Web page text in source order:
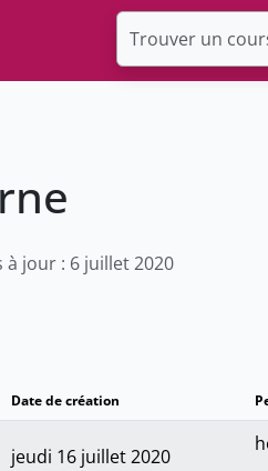
Dropdown
à jour : 6 juillet 2020
Date de création
jeudi 16 juillet 2020